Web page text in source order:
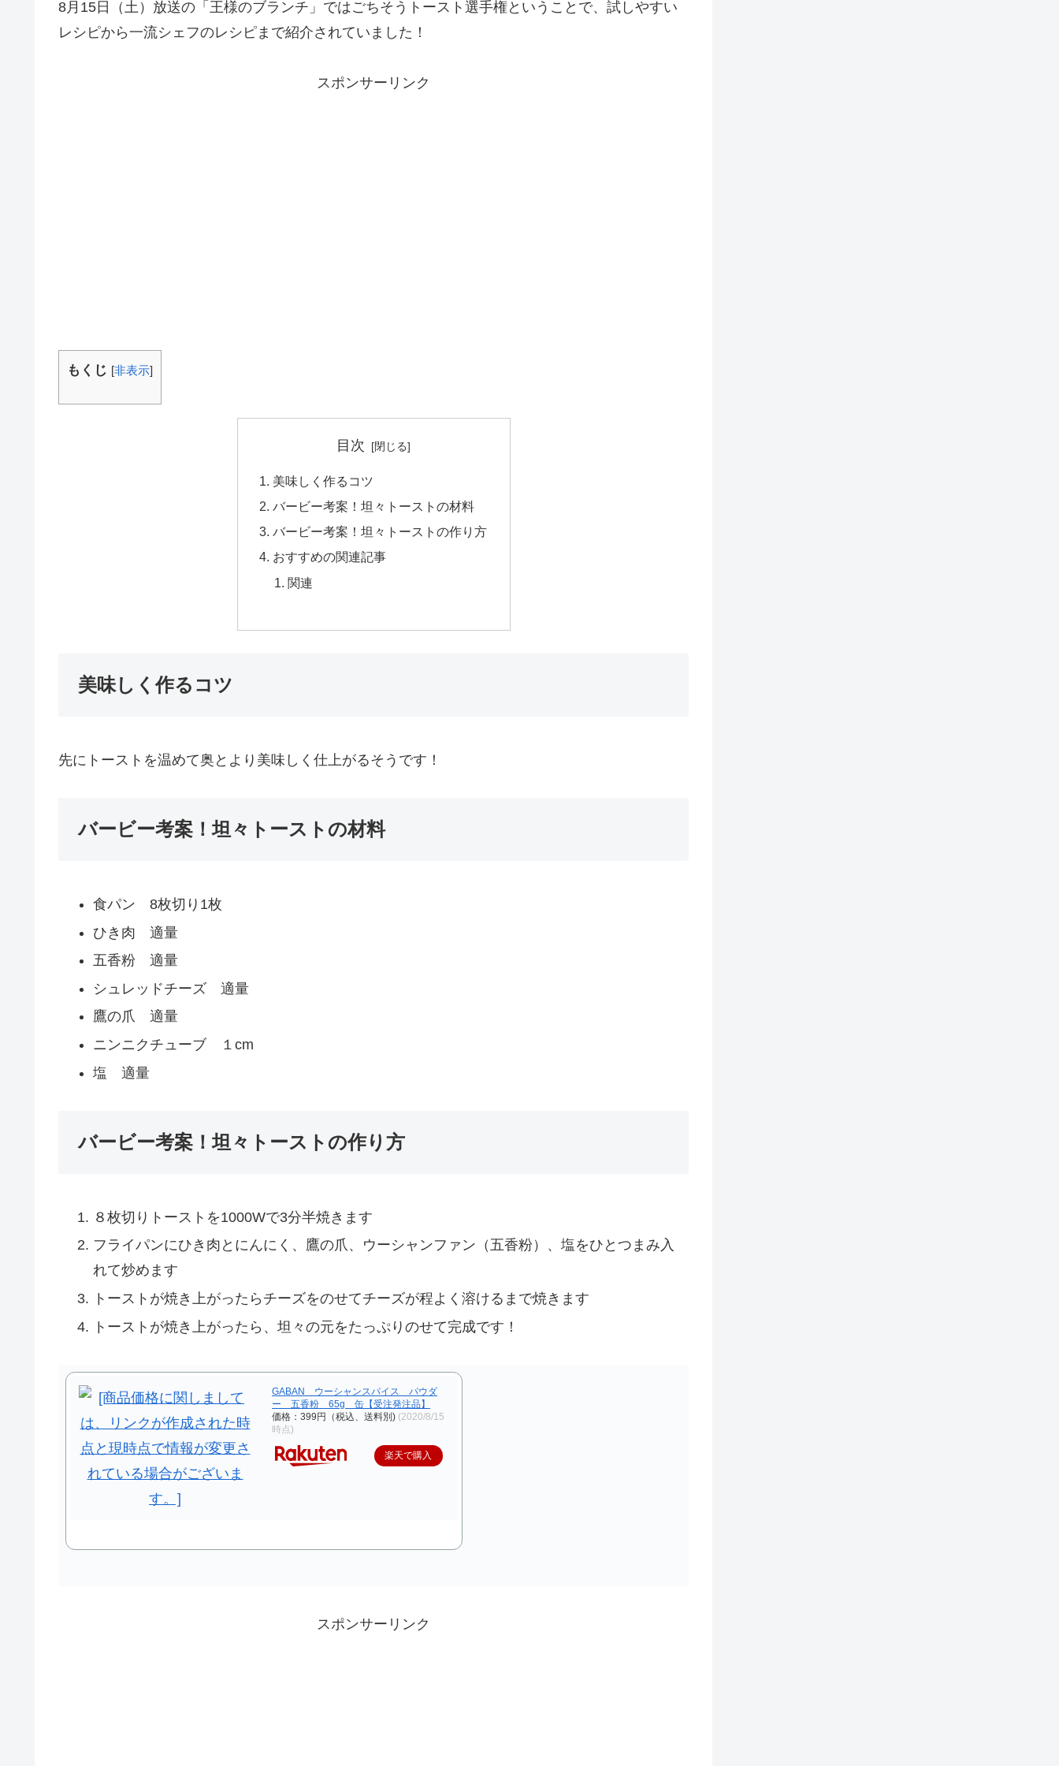
8月15日（土）放送の「王様のブランチ」ではごちそうトースト選手権ということで、試しやすい
レシピから一流シェフのレシピまで紹介されていました！
スポンサーリンク
もくじ [非表示]
目次
美味しく作るコツ
バービー考案！坦々トーストの材料
バービー考案！坦々トーストの作り方
おすすめの関連記事
関連
美味しく作るコツ
先にトーストを温めて奥とより美味しく仕上がるそうです！
バービー考案！坦々トーストの材料
食パン 8枚切り1枚
ひき肉 適量
五香粉 適量
シュレッドチーズ 適量
鷹の爪 適量
ニンニクチューブ １cm
塩 適量
バービー考案！坦々トーストの作り方
８枚切りトーストを1000Wで3分半焼きます
フライパンにひき肉とにんにく、鷹の爪、ウーシャンファン（五香粉）、塩をひとつまみ入
れて炒めます
トーストが焼き上がったらチーズをのせてチーズが程よく溶けるまで焼きます
トーストが焼き上がったら、坦々の元をたっぷりのせて完成です！
GABAN ウーシャンスパイス パウダ
ー 五香粉 65g 缶【受注発注品】
価格：399円（税込、送料別) (2020/8/15
時点)
楽天で購入
スポンサーリンク